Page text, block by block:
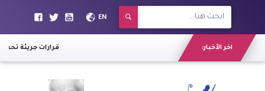
EN
اخر الأخبار: 9 قرارات جريئة